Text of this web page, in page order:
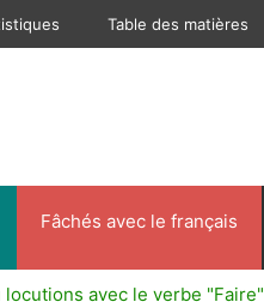
Table des matières
Fâchés avec le français
avec le verbe "Faire"